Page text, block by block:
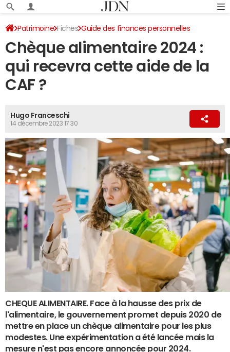
Patrimoine Fiches Guide des finances personnelles
Aides financières
Chèque alimentaire 2024 :
qui recevra cette aide de la
CAF ?
Hugo Franceschi
14 décembre 2023 17:30
CHEQUE ALIMENTAIRE. Face à la hausse des prix de
l'alimentaire, le gouvernement promet depuis 2020 de
mettre en place un chèque alimentaire pour les plus
modestes. Une expérimentation a été lancée mais la
mesure n'est pas encore annoncée pour 2024.